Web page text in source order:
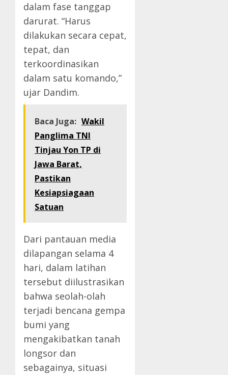
dalam fase tanggap
darurat. “Harus
dilakukan secara cepat,
tepat, dan
terkoordinasikan
dalam satu komando,”
ujar Dandim.
Baca Juga: Wakil
Panglima TNI
Tinjau Yon TP di
Jawa Barat,
Pastikan
Kesiapsiagaan
Satuan
Dari pantauan media
dilapangan selama 4
hari, dalam latihan
tersebut diilustrasikan
bahwa seolah-olah
terjadi bencana gempa
bumi yang
mengakibatkan tanah
longsor dan
sebagainya, situasi